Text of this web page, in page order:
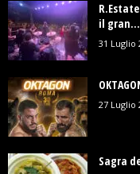
il gran...
31 Luglio
27 Luglio
Sagra